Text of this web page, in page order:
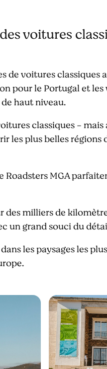
voitures
de voitures classiques
pour le Portugal et
haut niveau.
classiques -
les plus belles
Roadsters MGA
des milliers de
un grand souci du
les paysages les